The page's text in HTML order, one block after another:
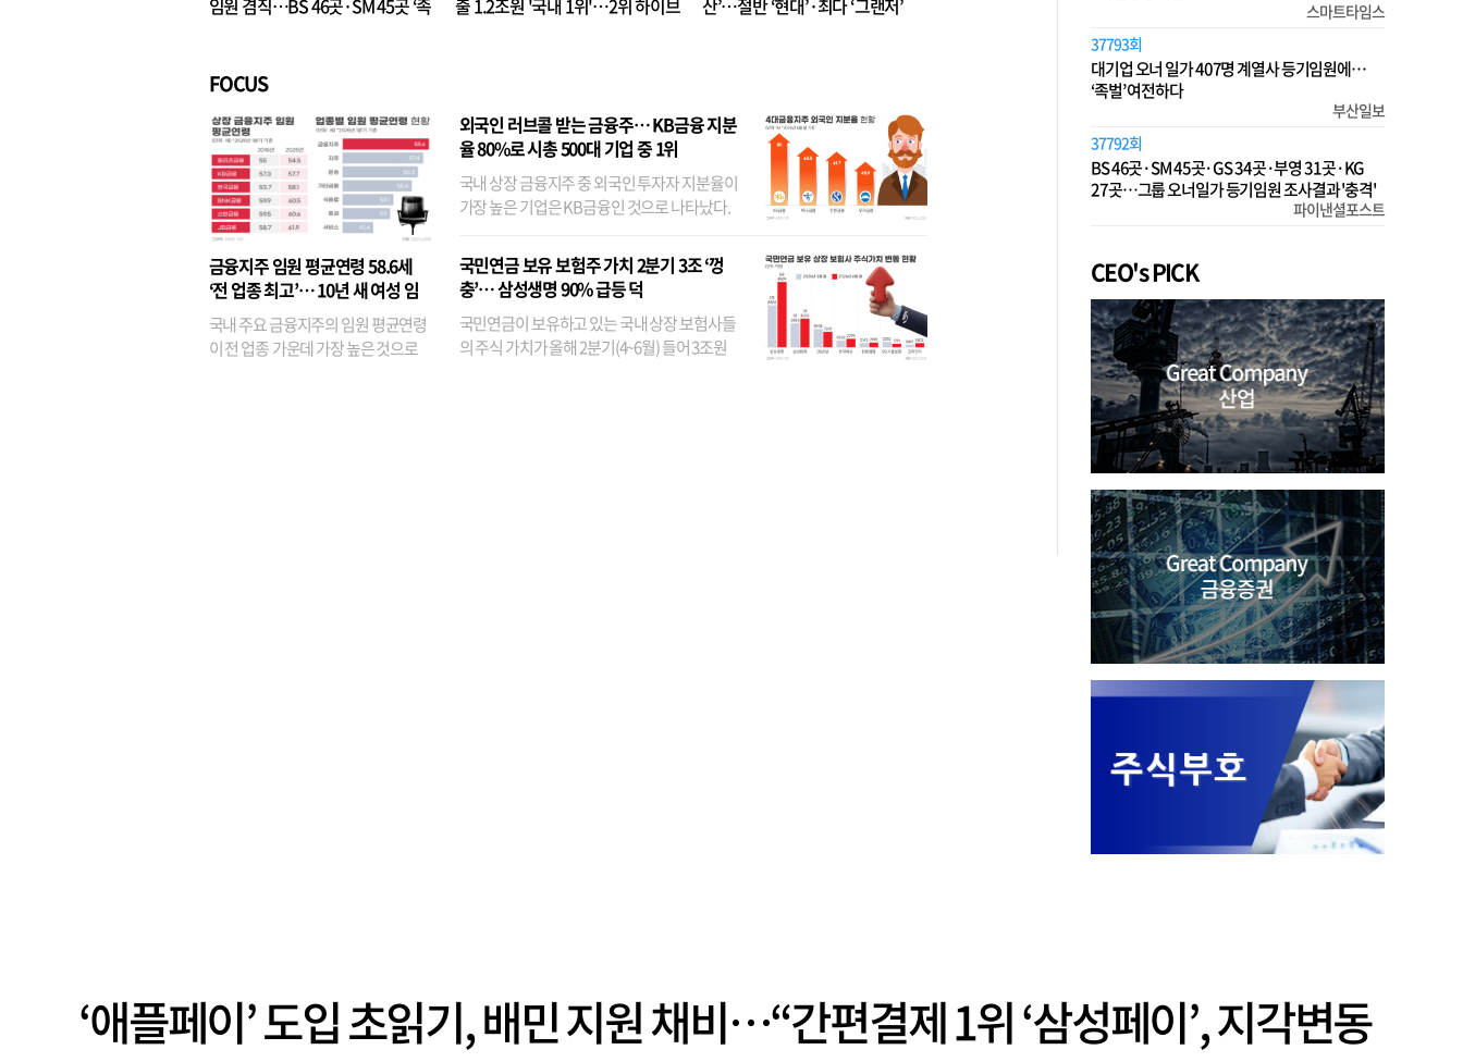
임원 겸직…BS 46곳·SM 45곳 ‘족
출 1.2조원 '국내 1위'…2위 하이브
산’…절반 ‘현대’·최다 ‘그랜저’
FOCUS
금융지주 임원 평균연령 58.6세
‘전 업종 최고’… 10년 새 여성 임
원은 14배 껑충
국내 주요 금융지주의 임원 평균연령
이 전 업종 가운데 가장 높은 것으로
외국인 러브콜 받는 금융주… KB금융 지분
율 80%로 시총 500대 기업 중 1위
국내 상장 금융지주 중 외국인 투자자 지분율이
가장 높은 기업은 KB금융인 것으로 나타났다.
융이었다. 특히 KB금융은 지난달 말 기준 해외
기관투자자 지분율이...
국민연금 보유 보험주 가치 2분기 3조 ‘껑
충’… 삼성생명 90% 급등 덕
국민연금이 보유하고 있는 국내 상장 보험사들
의 주식 가치가 올해 2분기(4~6월) 들어 3조원
스마트타임스
37793회
대기업 오너 일가 407명 계열사 등기임원에…
‘족벌’ 여전하다
부산일보
37792회
BS 46곳·SM 45곳·GS 34곳·부영 31곳·KG
27곳…그룹 오너일가 등기임원 조사결과 '충격'
파이낸셜포스트
CEO's PICK
‘애플페이’ 도입 초읽기, 배민 지원 채비…“간편결제 1위 ‘삼성페이’, 지각변동